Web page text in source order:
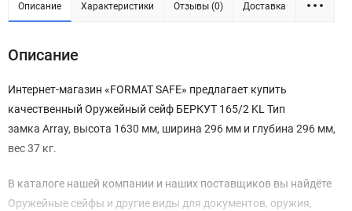
Описание Характеристики Отзывы (0) Доставка
Описание
Интернет-магазин «FORMAT SAFE» предлагает купить
качественный Оружейный сейф БЕРКУТ 165/2 KL Тип
замка Array, высота 1630 мм, ширина 296 мм и глубина 296 мм,
вес 37 кг.
В каталоге нашей компании и наших поставщиков вы найдёте
Оружейные сейфы и другие виды для документов, оружия,